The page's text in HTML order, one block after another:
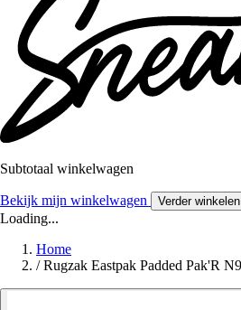
Subtotaal winkelwagen
Bekijk mijn winkelwagen Verder winkelen
Loading...
Home
/ Rugzak Eastpak Padded Pak'R